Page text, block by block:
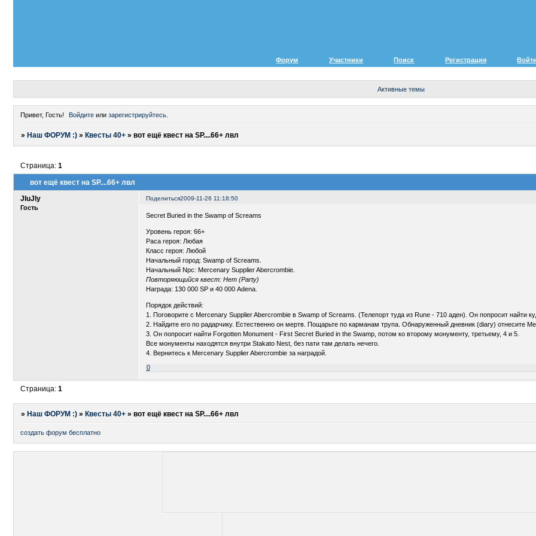
Форум Участники Поиск Регистрация
Активные темы
Привет, Гость! Войдите или зарегистрируйтесь
» Наш ФОРУМ :) » Квесты 40+ » вот ещё квест на SP....66+ лвл
вот ещё квест на SP....66+ лвл
Страница: 1
Поделиться2009-11-26 11:18:50
JIuJly
Гость
Secret Buried in the Swamp of Screams
Уровень героя: 66+
Раса героя: Любая
Класс героя: Любой
Начальный город: Swamp of Screams.
Начальный Npc: Mercenary Supplier Abercrombie.
Повторяющийся квест: Нет (Party)
Награда: 130 000 SP и 40 000 Adena.
Порядок действий:
1. Поговорите с Mercenary Supplier Abercrombie в Swamp of Screams. (Телепорт туда из Rune - 710 аден). Он попросит найти
2. Найдите его по радарчику. Естественно он мертв. Пощарьте по карманам трупа. Обнаруженный дневник (diary) отнесите
3. Он попросит найти Forgotten Monument - First Secret Buried in the Swamp, потом ко второму монументу, третьему, 4 и 5.
Все монументы находятся внутри Stakato Nest, без пати там делать нечего.
4. Вернитесь к Mercenary Supplier Abercrombie за наградой.
0
Страница: 1
» Наш ФОРУМ :) » Квесты 40+ » вот ещё квест на SP....66+ лвл
создать форум бесплатно